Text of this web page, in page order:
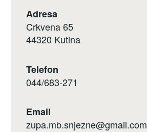
Adresa
Crkvena 65
44320 Kutina
Telefon
044/683-271
Email
zupa.mb.snjezne@gmail.com